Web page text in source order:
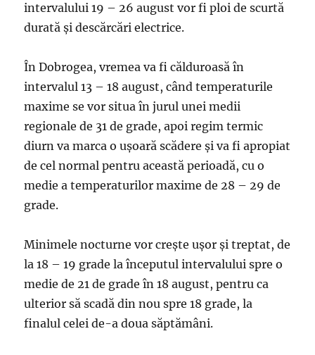
intervalului 19 – 26 august vor fi ploi de scurtă
durată şi descărcări electrice.
În Dobrogea, vremea va fi călduroasă în
intervalul 13 – 18 august, când temperaturile
maxime se vor situa în jurul unei medii
regionale de 31 de grade, apoi regim termic
diurn va marca o uşoară scădere şi va fi apropiat
de cel normal pentru această perioadă, cu o
medie a temperaturilor maxime de 28 – 29 de
grade.
Minimele nocturne vor creşte uşor şi treptat, de
la 18 – 19 grade la începutul intervalului spre o
medie de 21 de grade în 18 august, pentru ca
ulterior să scadă din nou spre 18 grade, la
finalul celei de-a doua săptămâni.